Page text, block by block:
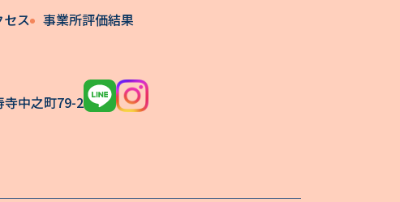
セス 事業所評価結果
寺中之町79-2